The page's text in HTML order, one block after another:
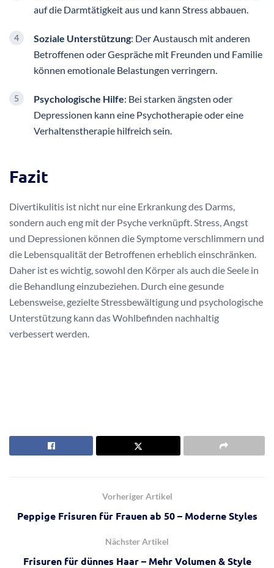
auf die Darmtätigkeit aus und kann Stress abbauen.
Soziale Unterstützung: Der Austausch mit anderen
Betroffenen oder Gespräche mit Freunden und Familie
können emotionale Belastungen verringern.
Psychologische Hilfe: Bei starken ängsten oder
Depressionen kann eine Psychotherapie oder eine
Verhaltenstherapie hilfreich sein.
Fazit
Divertikulitis ist nicht nur eine Erkrankung des Darms,
sondern auch eng mit der Psyche verknüpft. Stress, Angst
und Depressionen können die Symptome verschlimmern und
die Lebensqualität der Betroffenen erheblich einschränken.
Daher ist es wichtig, sowohl den Körper als auch die Seele in
die Behandlung einzubeziehen. Durch eine gesunde
Lebensweise, gezielte Stressbewältigung und psychologische
Unterstützung kann das Wohlbefinden nachhaltig
verbessert werden.
Vorheriger Artikel
Peppige Frisuren für Frauen ab 50 – Moderne Styles
Nächster Artikel
Frisuren für dünnes Haar – Mehr Volumen & Style